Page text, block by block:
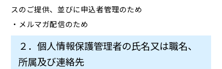
スのご提供、並びに申込者管理のため
・メルマガ配信のため
２．個人情報保護管理者の氏名又は職名、
所属及び連絡先